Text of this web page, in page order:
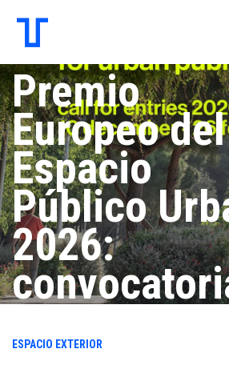
Premio
Europeo del
Espacio
Público
2026:
abierta
ESPACIO EXTERIOR